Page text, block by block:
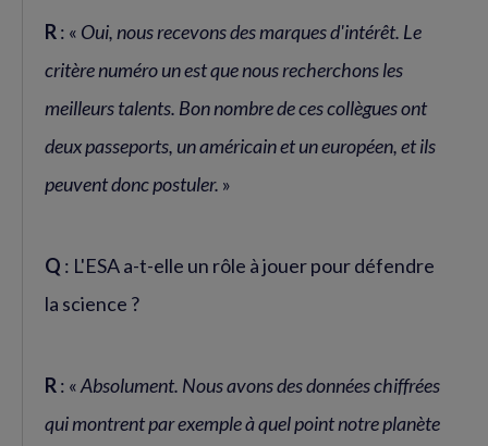
R: « Oui, nous recevons des marques d'intérêt. Le
critère numéro un est que nous recherchons les
meilleurs talents. Bon nombre de ces collègues ont
deux passeports, un américain et un européen, et ils
peuvent donc postuler. »
Q : L'ESA a-t-elle un rôle à jouer pour défendre
la science ?
R: «Absolument. Nous avons des données chiffrées
qui montrent par exemple à quel point notre planète